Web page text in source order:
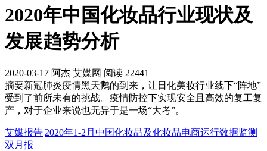
2020年中国化妆品行业现状及
发展趋势分析
2020-03-17 阿杰 艾媒网 阅读 22441
摘要新冠肺炎疫情黑天鹅的到来，让日化美妆行业线下“阵地”
受到了前所未有的挑战。疫情防控下实现安全且高效的复工复
产，对于企业来说也无异于是一场“大考”。
艾媒报告|2020年1-2月中国化妆品及化妆品电商运行数据监测
双月报